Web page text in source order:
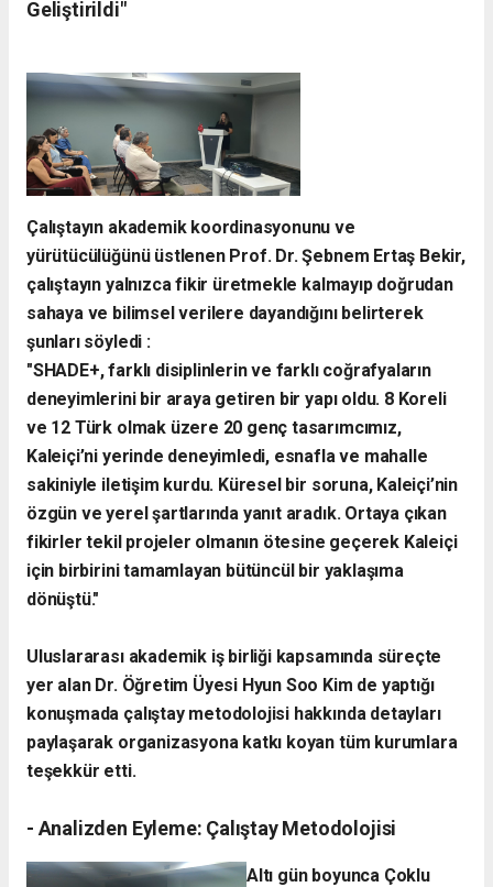
Geliştirildi"
​Çalıştayın akademik koordinasyonunu ve
yürütücülüğünü üstlenen Prof. Dr. Şebnem Ertaş Bekir,
çalıştayın yalnızca fikir üretmekle kalmayıp doğrudan
sahaya ve bilimsel verilere dayandığını belirterek
şunları söyledi :
​"SHADE+, farklı disiplinlerin ve farklı coğrafyaların
deneyimlerini bir araya getiren bir yapı oldu. 8 Koreli
ve 12 Türk olmak üzere 20 genç tasarımcımız,
Kaleiçi’ni yerinde deneyimledi, esnafla ve mahalle
sakiniyle iletişim kurdu. Küresel bir soruna, Kaleiçi’nin
özgün ve yerel şartlarında yanıt aradık. Ortaya çıkan
fikirler tekil projeler olmanın ötesine geçerek Kaleiçi
için birbirini tamamlayan bütüncül bir yaklaşıma
dönüştü."
​Uluslararası akademik iş birliği kapsamında süreçte
yer alan Dr. Öğretim Üyesi Hyun Soo Kim de yaptığı
konuşmada çalıştay metodolojisi hakkında detayları
paylaşarak organizasyona katkı koyan tüm kurumlara
teşekkür etti.
- ​Analizden Eyleme: Çalıştay Metodolojisi
​Altı gün boyunca Çoklu